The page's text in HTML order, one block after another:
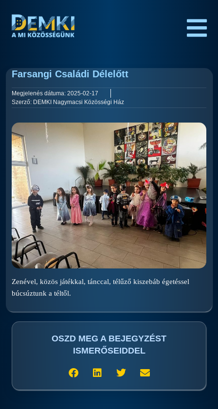
Farsangi Családi Délelőtt
Megjelenés dátuma: 2025-02-17
Szerző: DEMKI Nagymacsi Közösségi Ház
Zenével, közös játékkal, tánccal, télűző kiszebáb égetéssel
búcsúztunk a téltől.
OSZD MEG A BEJEGYZÉST
ISMERŐSEIDDEL